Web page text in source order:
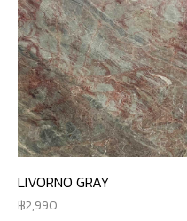
LIVORNO GRAY
2,990